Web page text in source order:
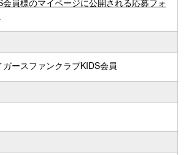
員様のマイページに公開される応募フォ
ースファンクラブKIDS会員